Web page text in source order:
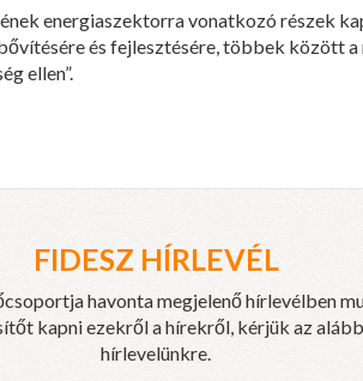
energiaszektorra vonatkozó részek
és fejlesztésére, többek között
ellen”.
FIDESZ HÍRLEVÉL
havonta megjelenő hírlevélben
kapni ezekről a hírekről, kérjük az
hírlevelünkre.